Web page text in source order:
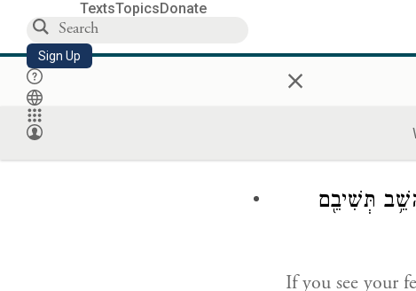
TextsTopicsDonate
Sign Up ×
תְּשִׁיבֵ֖ם
If you see your